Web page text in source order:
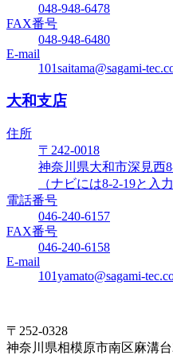
048-948-6478
FAX番号
048-948-6480
E-mail
101saitama@sagami-
大和支店
住所
〒242-0018
神奈川県大和市深見西
（ナビには8-2-19と入
電話番号
046-240-6157
FAX番号
046-240-6158
E-mail
101yamato@sagami-
〒252-0328
神奈川県相模原市南区麻溝台